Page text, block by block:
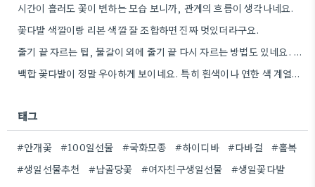
시간이 흘러도 꽃이 변하는 모습 보니까, 관계의 흐름이 생각나네요.
꽃다발 색깔이랑 리본 색깔 잘 조합하면 진짜 멋있더라구요.
줄기 끝 자르는 팁, 물갈이 외에 줄기 끝 다시 자르는 방법도 있네요. 그거 완전 꿀팁인…
백합 꽃다발이 정말 우아하게 보이네요. 특히 흰색이나 연한 색 계열이 안전한 선택인 것 같아요.
태그
#안개꽃 #100일선물 #국화모종 #하이디바 #다바걸
#홀복
#생일선물추천
#납골당꽃 #여자친구생일선물 #생일꽃다발